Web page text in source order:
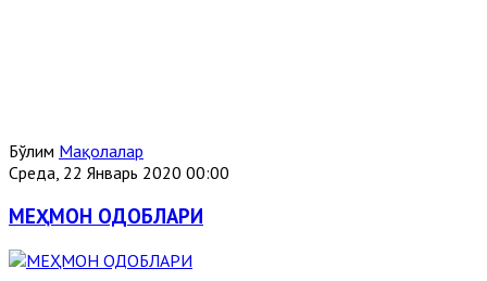
Бўлим Мақолалар
Среда, 22 Январь 2020 00:00
МЕҲМОН ОДОБЛАРИ